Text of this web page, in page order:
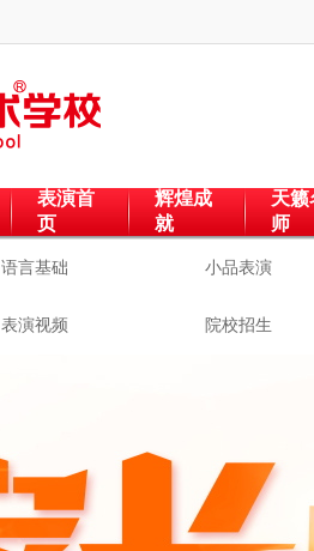
表演首
页
辉煌成
就
天籁
师
语言基础 小品表演
表演视频 院校招生